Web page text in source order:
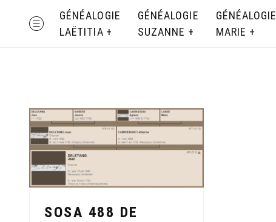
MENU
GÉNÉALOGIE
LAËTITIA
GÉNÉALOGIE
SUZANNE
GÉNÉALOGIE
MARIE
SOSA 488 DE